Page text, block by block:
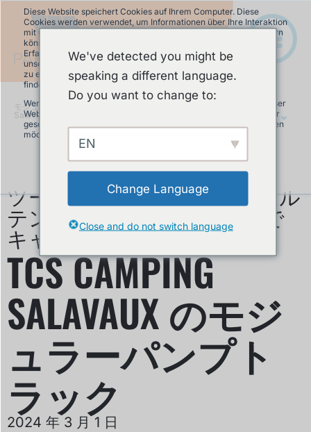
Diese Website speichert Cookies auf Ihrem Computer. Diese
Cookies werden verwendet, um Informationen über Ihre Interaktion
mit unserer Website zu erfassen und damit wir uns an Sie erinnern
können. Wir nutzen diese Informationen, um Ihre Website-
Erfahrung zu optimieren und um Analysen und Kennzahlen über
unsere Besucher auf dieser Website und anderen Medien-Seiten
zu erstellen. Mehr Infos über die von uns eingesetzten Cookies
finden Sie in unserer Datenschutzrichtlinie.
Wenn Sie ablehnen, werden Ihre Informationen beim Besuch dieser
Website nicht erfasst. Ein einzelnes Cookie wird in Ihrem Browser
gesetzt, um daran zu erinnern, dass Sie nicht nachverfolgt werden
möchten.
モジュラーパンプトラック
Salavaux のモジュラーパンプトラック
ツーリング クラブ スイス ムル
テン湖の夢のロケーションで
キャンプ
TCS CAMPING
SALAVAUX のモジ
ュラーパンプト
ラック
2024 年 3 月 1 日
We've detected you might be
speaking a different language.
Do you want to change to:
EN
Change Language
Close and do not switch language